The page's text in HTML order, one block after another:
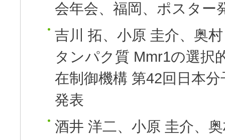
会年会、福岡、ポスター
吉川 拓、小原 圭介、奥
タンパク質 Mmr1の選択
在制御機構 第42回日本
発表
酒井 洋二、小原 圭介、